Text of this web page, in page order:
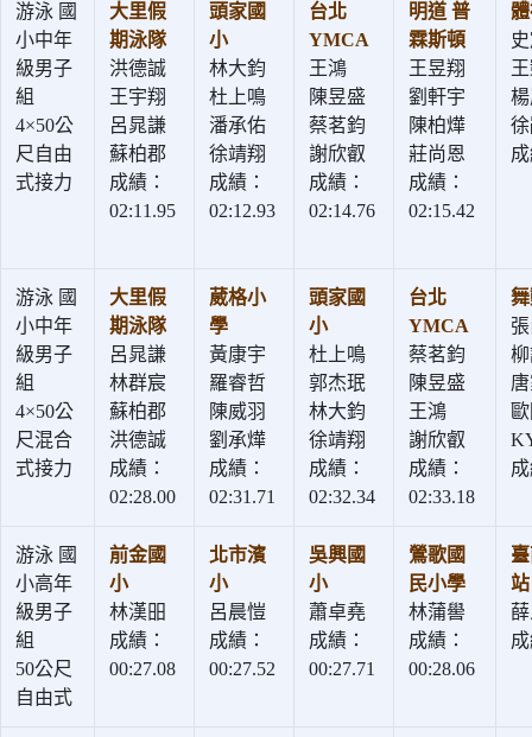
游泳 國
小中年
級男子
組
4×50公
尺自由
式接力
大里假
期泳隊
洪德誠
王宇翔
呂晁謙
蘇柏郡
成績：
02:11.95
頭家國
小
林大鈞
杜上鳴
潘承佑
徐靖翔
成績：
02:12.93
台北
YMCA
王鴻
陳昱盛
蔡茗鈞
謝欣叡
成績：
02:14.76
明道 普
霖斯頓
王昱翔
劉軒宇
陳柏燁
莊尚恩
成績：
02:15.42
游泳 國
小中年
級男子
組
4×50公
尺混合
式接力
大里假
期泳隊
呂晁謙
林群宸
蘇柏郡
洪德誠
成績：
02:28.00
葳格小
學
黃康宇
羅睿哲
陳威羽
劉承燁
成績：
02:31.71
頭家國
小
杜上鳴
郭杰珉
林大鈞
徐靖翔
成績：
02:32.34
台北
YMCA
蔡茗鈞
陳昱盛
王鴻
謝欣叡
成績：
02:33.18
游泳 國
小高年
級男子
組
50公尺
自由式
前金國
小
林漢昍
成績：
00:27.08
北市濱
小
呂晨愷
成績：
00:27.52
吳興國
小
蕭卓堯
成績：
00:27.71
鶯歌國
民小學
林蒲嚳
成績：
00:28.06
站